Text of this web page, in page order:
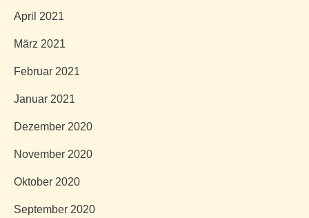
April 2021
März 2021
Februar 2021
Januar 2021
Dezember 2020
November 2020
Oktober 2020
September 2020